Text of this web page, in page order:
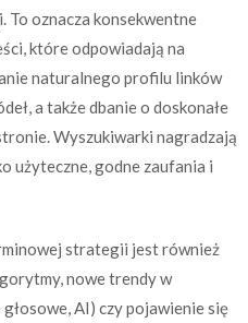
oznacza konsekwentne
które odpowiadają na
naturalnego profilu linków
a także dbanie o doskonałe
Wyszukiwarki nagradzają
użyteczne, godne zaufania i
strategii jest również
nowe trendy w
AI) czy pojawienie się